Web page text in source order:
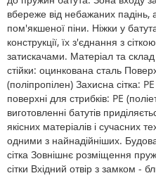
вбереже від небажаних падінь,
пом'якшеної піни. Ніжки у
конструкції, їх з'єднання з
затискачами. Матеріал та
стійки: оцинкована сталь
(поліпропілен) Захисна сітка:
поверхні для стрибків: PE
виготовленні батутів
якісних матеріалів і сучасних
одними з найнадійніших.
сітка Зовнішнє розміщення
сітки Вхідний отвір з замком -